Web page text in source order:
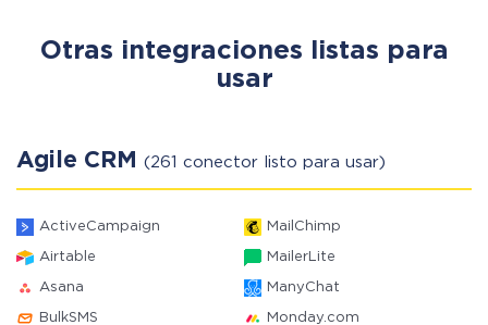
Otras integraciones listas para
usar
Agile CRM (261 conector listo para usar)
ActiveCampaign MailChimp
Airtable MailerLite
Asana ManyChat
BulkSMS Monday.com